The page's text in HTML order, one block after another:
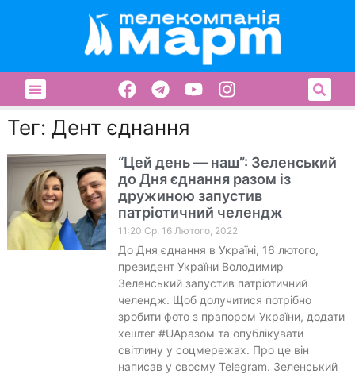
Тег: Дент єднання
“Цей день — наш”: Зеленський
до Дня єднання разом із
дружиною запустив
патріотичний челендж
11:20 Ср, 16 Лютого, 2022
До Дня єднання в Україні, 16 лютого,
президент України Володимир
Зеленський запустив патріотичний
челендж. Щоб долучитися потрібно
зробити фото з прапором України, додати
хештег #UAразом та опублікувати
світлину у соцмережах. Про це він
написав у своєму Telegram. Зеленський